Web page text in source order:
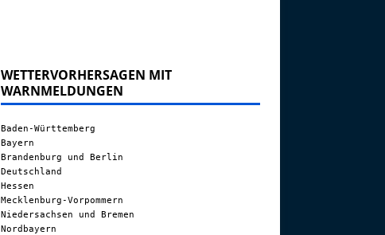
WETTERVORHERSAGEN MIT
WARNMELDUNGEN
Baden-Württemberg
Bayern
Brandenburg und Berlin
Deutschland
Hessen
Mecklenburg-Vorpommern
Niedersachsen und Bremen
Nordbayern